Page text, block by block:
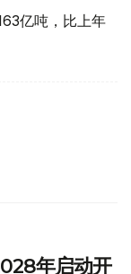
亿吨，比上年
年启动开